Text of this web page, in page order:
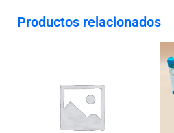
Productos relacionados